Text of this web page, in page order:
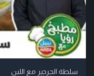
سلطة الجرجير مع اللبن